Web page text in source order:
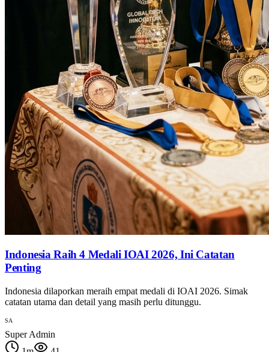
Indonesia Raih 4 Medali IOAI 2026, Ini Catatan
Penting
Indonesia dilaporkan meraih empat medali di IOAI 2026. Simak
catatan utama dan detail yang masih perlu ditunggu.
SA
Super Admin